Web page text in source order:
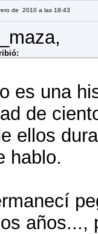
de 2010 a las 18:43
es una
de
ellos
hablo.
años...,